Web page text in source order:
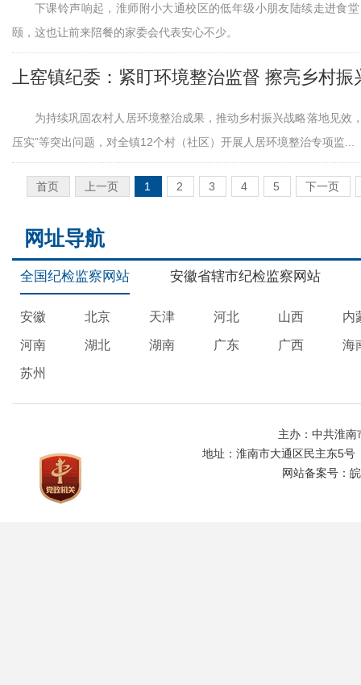
下课铃声响起，淮师附小大通校区的低年级小朋友陆续走进食
颐，这也让前来陪餐的家委会代表安心不少。
上窑镇纪委：紧盯环境整治监督 擦亮乡村振
为持续巩固农村人居环境整治成果，推动乡村振兴战略落地见效
压实”等突出问题，对全镇12个村（社区）开展人居环境整治专项监...
首页 上一页 1 2 3 4 5 下一页
网址导航
全国纪检监察网站 安徽省辖市纪检监察网站
安徽 北京 天津 河北 山西 内
河南 湖北 湖南 广东 广西 海
苏州
主办：中共淮
地址：淮南市大通区民主东5号
网站备案号：